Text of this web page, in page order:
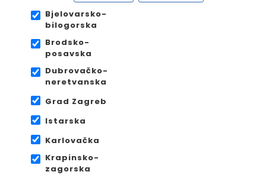
Bjelovarsko-
bilogorska
Brodsko-
posavska
Dubrovačko-
neretvanska
Grad Zagreb
Istarska
Karlovačka
Krapinsko-
zagorska